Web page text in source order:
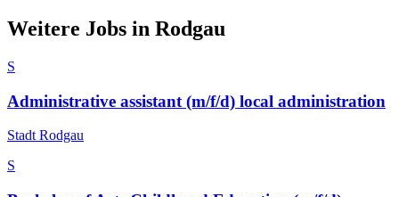
Weitere Jobs in Rodgau
S
Administrative assistant (m/f/d) local administration
Stadt Rodgau
S